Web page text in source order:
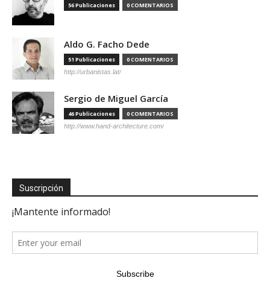
56 Publicaciones 0 COMENTARIOS
Aldo G. Facho Dede
51 Publicaciones 0 COMENTARIOS
http://urbanistas.lat/
Sergio de Miguel García
46 Publicaciones 0 COMENTARIOS
http://www.hand-architecture.com/
Suscripción